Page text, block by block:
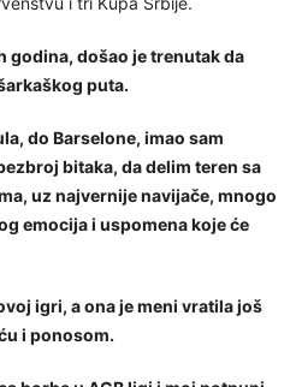
godina, došao je trenutak da
puta.
do Barselone, imao sam
bitaka, da delim teren sa
uz najvernije navijače, mnogo
emocija i uspomena koje će
igri, a ona je meni vratila još
i ponosom.